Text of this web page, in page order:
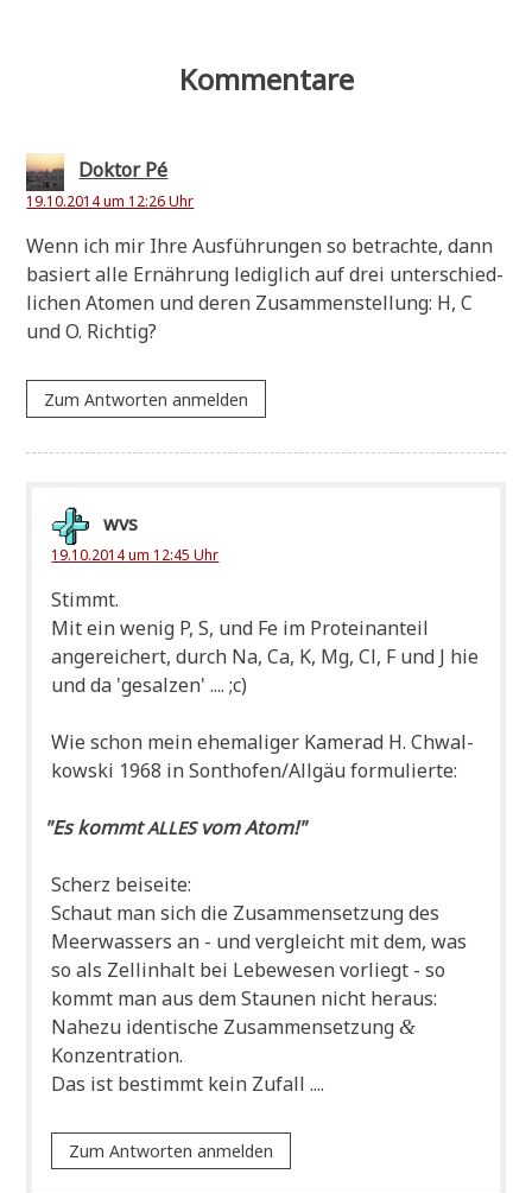
Kommentare
Doktor Pé
19.10.2014 um 12:26 Uhr
Wenn ich mir Ihre Aus­füh­run­gen so betrach­te, dann
basiert alle Ernäh­rung ledig­lich auf drei unter­schied­
li­chen Ato­men und deren Zusam­men­stel­lung: H, C
und O. Richtig?
Zum Antworten anmelden
wvs
19.10.2014 um 12:45 Uhr
Stimmt.
Mit ein wenig P, S, und Fe im Pro­te­in­an­teil
ange­rei­chert, durch Na, Ca, K, Mg, Cl, F und J hie
und da 'gesal­zen' .... ;c)
Wie schon mein ehe­ma­li­ger Kame­rad H. Chwal­
kow­ski 1968 in Sonthofen/Allgäu formulierte:
"Es kommtALLESvom Atom!"
Scherz bei­sei­te:
Schaut man sich die Zusam­men­set­zung des
Meer­was­sers an - und ver­gleicht mit dem, was
so als Zell­in­halt bei Lebe­we­sen vor­liegt - so
kommt man aus dem Stau­nen nicht heraus:
Nahe­zu iden­ti­sche Zusam­men­set­zung&
Konzentration.
Das ist bestimmt kein Zufall ....
Zum Antworten anmelden